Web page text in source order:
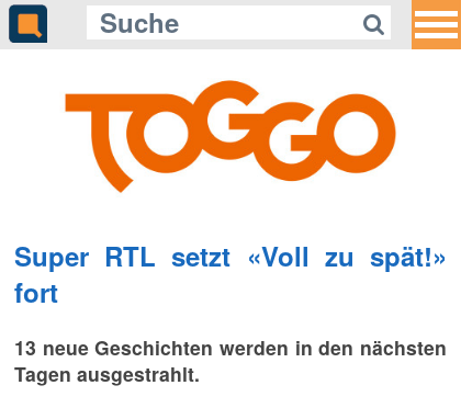
Super RTL setzt «Voll zu spät!»
fort
13 neue Geschichten werden in den nächsten
Tagen ausgestrahlt.